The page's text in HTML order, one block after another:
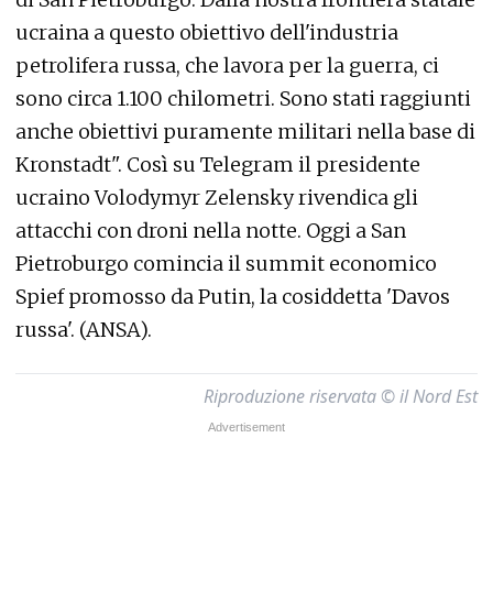
ucraina a questo obiettivo dell'industria
petrolifera russa, che lavora per la guerra, ci
sono circa 1.100 chilometri. Sono stati raggiunti
anche obiettivi puramente militari nella base di
Kronstadt". Così su Telegram il presidente
ucraino Volodymyr Zelensky rivendica gli
attacchi con droni nella notte. Oggi a San
Pietroburgo comincia il summit economico
Spief promosso da Putin, la cosiddetta 'Davos
russa'. (ANSA).
Riproduzione riservata © il Nord Est